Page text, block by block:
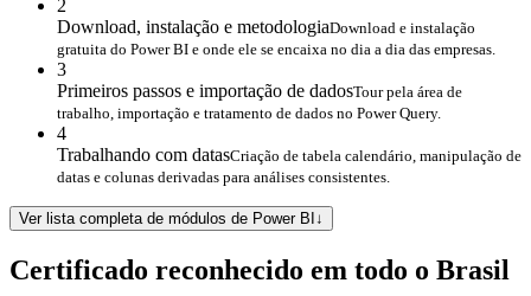
2
Download, instalação e metodologiaDownload e instalação
gratuita do Power BI e onde ele se encaixa no dia a dia das empresas.
3
Primeiros passos e importação de dadosTour pela área de
trabalho, importação e tratamento de dados no Power Query.
4
Trabalhando com datasCriação de tabela calendário, manipulação de
datas e colunas derivadas para análises consistentes.
Ver lista completa de módulos de Power BI ↓
Certificado reconhecido em todo o Brasil